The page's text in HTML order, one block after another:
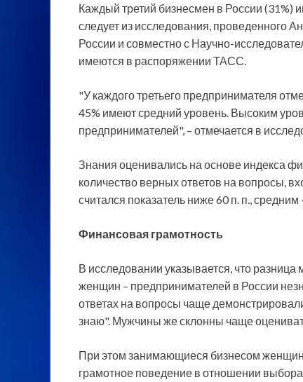
Каждый третий бизнесмен в России (31%)
следует из исследования, проведенного
России и совместно с Научно-
имеются в распоряжении ТАСС.
"У каждого третьего предпринимателя
45% имеют средний уровень. Высоким
предпринимателей", – отмечается в
Знания оценивались на основе индекса
количество верных ответов на вопросы,
считался показатель ниже 60 п. п., средним
Финансовая грамотность
В исследовании указывается, что
женщин – предпринимателей в России
ответах на вопросы чаще
знаю". Мужчины же склонны чаще
При этом занимающиеся бизнесом
грамотное поведение в отношении